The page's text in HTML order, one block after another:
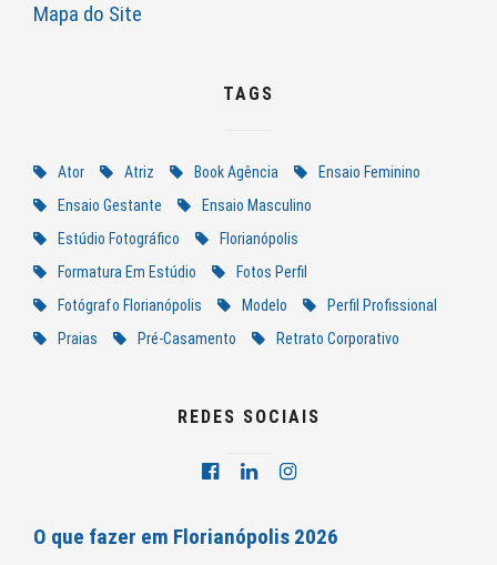
Mapa do Site
TAGS
Ator Atriz Book Agência
Ensaio Feminino
Ensaio Gestante
Ensaio Masculino
Estúdio Fotográfico
Florianópolis
Formatura Em Estúdio
Fotos Perfil
Fotógrafo Florianópolis
Modelo
Perfil Profissional
Praias
Pré-Casamento Retrato Corporativo
REDES SOCIAIS
O que fazer em Florianópolis 2026